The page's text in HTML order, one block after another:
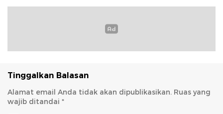
Tinggalkan Balasan
Alamat email Anda tidak akan dipublikasikan. Ruas yang
wajib ditandai *